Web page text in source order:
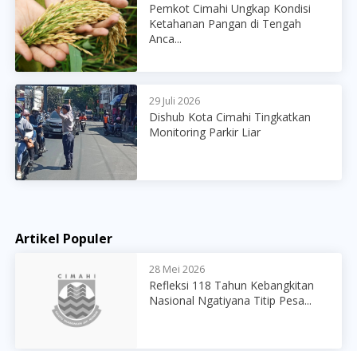
Pemkot Cimahi Ungkap Kondisi
Ketahanan Pangan di Tengah
Anca...
29 Juli 2026
Dishub Kota Cimahi Tingkatkan
Monitoring Parkir Liar
Artikel Populer
28 Mei 2026
Refleksi 118 Tahun Kebangkitan
Nasional Ngatiyana Titip Pesa...